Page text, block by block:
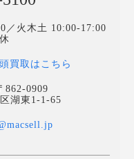
／火木土 10:00-17:00
買取はこちら
862-0909
湖東1-1-65